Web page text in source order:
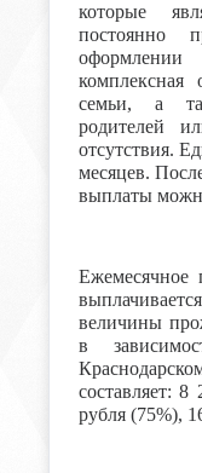
которые
постоянно
комплексная
семьи, а
родителей
отсутствия.
месяцев.
выплаты
Ежемесячное
величины
в
составляет:
рубля (75%),